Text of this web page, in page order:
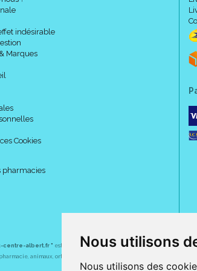
Nous utilisons
Nous utilisons des
indésirable
Marques
Cookies
pharmacies
centre-albert.fr " est le site internet de la pharmacie du centre
, 32
animaux, orthopédie, matériel médical. 1700 en médicaments